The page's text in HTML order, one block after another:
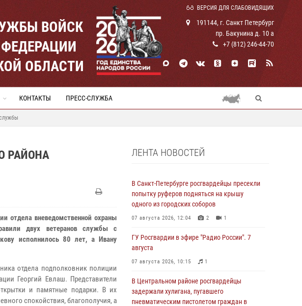
ВЕРСИЯ ДЛЯ СЛАБОВИДЯЩИХ
ВОЙСК
ОБЛАСТИ
191144, г. Санкт Петербург
пр. Бакунина д. 10 а
+7 (812) 246-44-70
КОНТАКТЫ ПРЕСС-СЛУЖБА
РАЙОНА
отдела вневедомственной охраны
двух ветеранов службы с
исполнилось 80 лет, а Ивану
отдела подполковник полиции
Георгий Евлаш. Представители
и памятные подарки. В их
спокойствия, благополучия, а
ЛЕНТА НОВОСТЕЙ
В Санкт-Петербурге росгвардейцы пресекли
попытку руферов подняться на крышу
одного из городских соборов
07 августа 2026, 12:04 2 1
ГУ Росгвардии в эфире "Радио России". 7
августа
07 августа 2026, 10:15 1
В Центральном районе росгвардейцы
задержали хулигана, пугавшего
пневматическим пистолетом граждан в